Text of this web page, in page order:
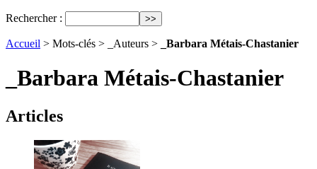
Rechercher :
Accueil > Mots-clés > _Auteurs > _Barbara Métais-Chastanier
_Barbara Métais-Chastanier
Articles